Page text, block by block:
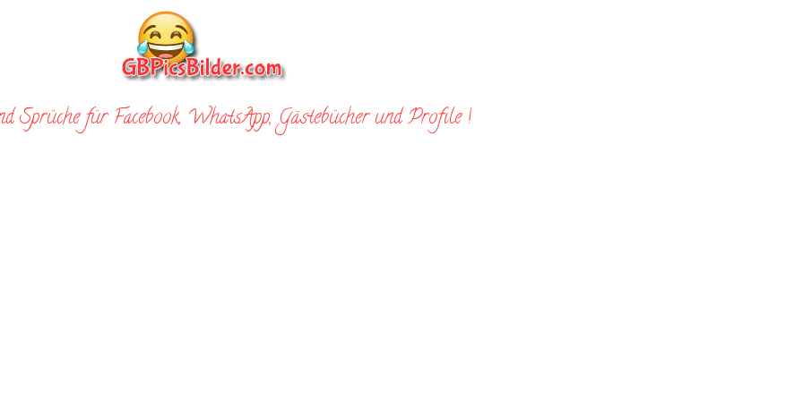
Sprüche für Facebook, WhatsApp, Gästebücher und Profile !